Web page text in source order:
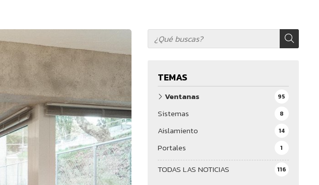
TEMAS
TODAS LAS NOTICIAS 116
Ventanas 95
Sistemas 8
Aislamiento 14
Portales 1